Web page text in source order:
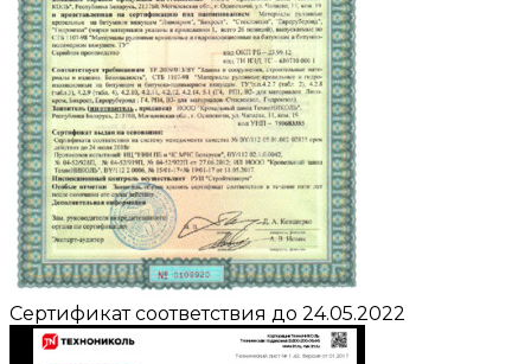
Сертификат соответствия до 24.05.2022